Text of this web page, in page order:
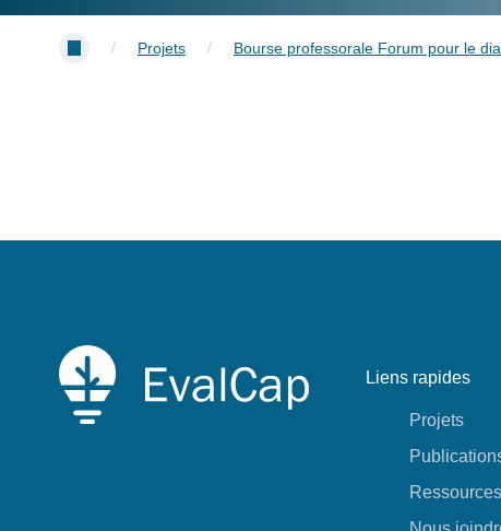
/ Projets / Bourse professorale Forum pour le
Liens rapides
Projets
Ressources